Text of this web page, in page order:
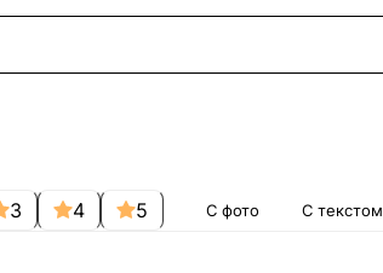
3 4 5 С фото С текстом